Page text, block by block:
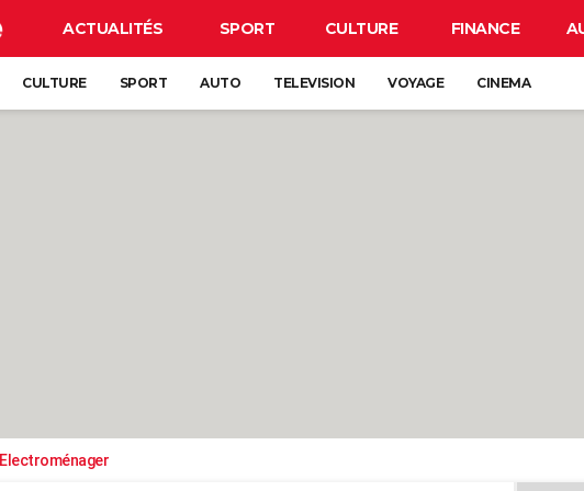
ACTUALITÉS SPORT CULTURE FINANCE
CULTURE SPORT AUTO TELEVISION VOYAGE CINEMA
Electroménager